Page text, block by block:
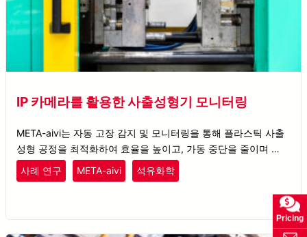
IP 카메라를 활용한 사출성형기 모니터링
META-aivi는 자동 고장 감지 및 모니터링을 통해 플라스틱 사출
성형 공정을 최적화하여 효율을 높이고, 가동 중단을 줄이며 비용
을 절감합니다.
사례 연구 META-aivi 석유화학
Pricing